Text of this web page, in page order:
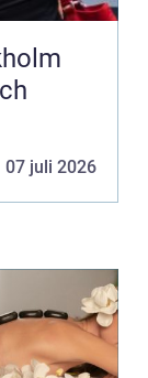
07 juli 2026